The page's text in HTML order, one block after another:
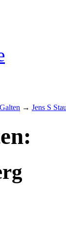
→ Jens S